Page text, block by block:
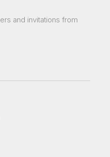
and invitations from